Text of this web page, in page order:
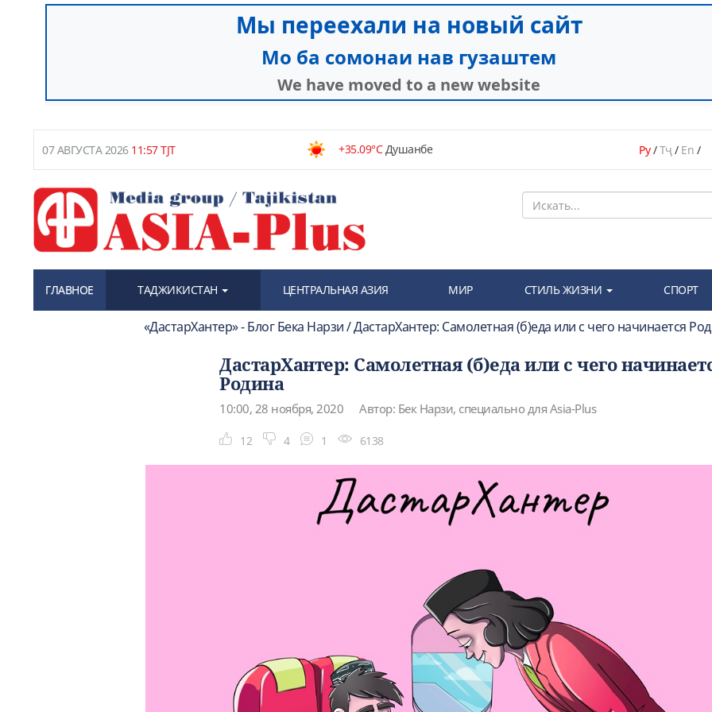
07 АВГУСТА 202611:57 TJT +35.09°CДушанбе Ру/Тҷ/ En /
ГЛАВНОЕ ТАДЖИКИСТАН ЦЕНТРАЛЬНАЯ АЗИЯ МИР СТИЛЬ ЖИЗНИ СПОРТ
«ДастарХантер» - Блог Бека Нарзи / ДастарХантер: Самолетная (б)еда или с чего начинается
ДастарХантер: Самолетная (б)еда или с чего
Родина
10:00, 28 ноября, 2020 Автор: Бек Нарзи, специально для Asia-Plus
12 4 1 6138